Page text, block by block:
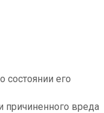
состоянии его
причиненного вреда